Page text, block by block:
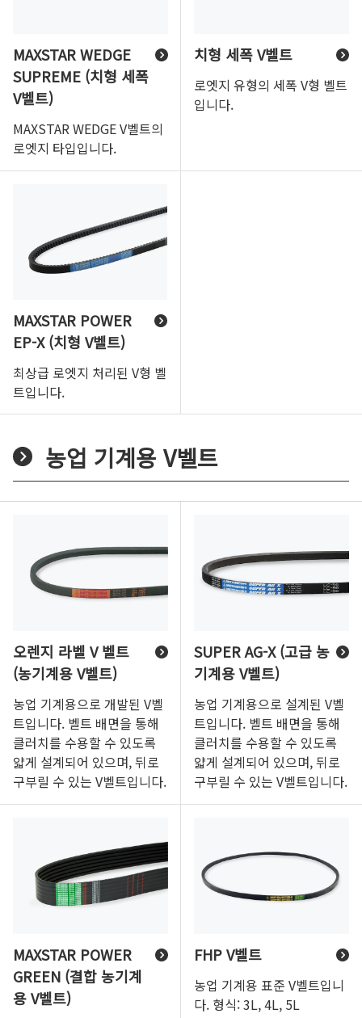
MAXSTAR WEDGE
SUPREME (치형 세폭
V벨트)
MAXSTAR WEDGE V벨트의
로엣지 타입입니다.
치형 세폭 V벨트
로엣지 유형의 세폭 V형 벨트
입니다.
MAXSTAR POWER
EP-X (치형 V벨트)
최상급 로엣지 처리된 V형 벨
트입니다.
농업 기계용 V벨트
오렌지 라벨 V 벨트
(농기계용 V벨트)
농업 기계용으로 개발된 V벨
트입니다. 벨트 배면을 통해
클러치를 수용할 수 있도록
얇게 설계되어 있으며, 뒤로
구부릴 수 있는 V벨트입니다.
SUPER AG-X (고급 농
기계용 V벨트)
농업 기계용으로 설계된 V벨
트입니다. 벨트 배면을 통해
클러치를 수용할 수 있도록
얇게 설계되어 있으며, 뒤로
구부릴 수 있는 V벨트입니다.
MAXSTAR POWER
GREEN (결합 농기계
용 V벨트)
FHP V벨트
농업 기계용 표준 V벨트입니
다. 형식: 3L, 4L, 5L